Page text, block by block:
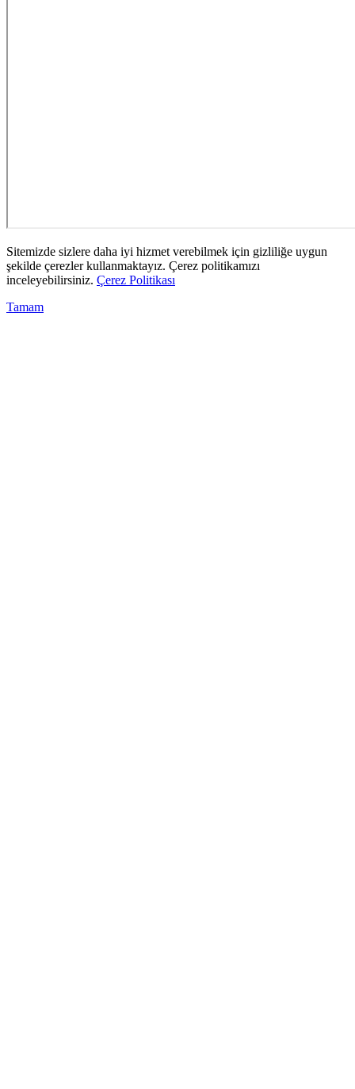
Sitemizde sizlere daha iyi hizmet verebilmek için gizliliğe uygun
şekilde çerezler kullanmaktayız. Çerez politikamızı
inceleyebilirsiniz. Çerez Politikası
Tamam